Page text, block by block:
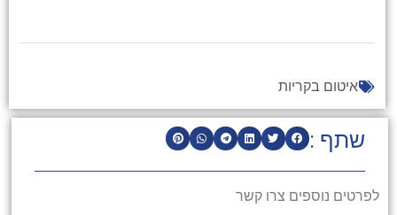
שתף :
לפרטים נוספים צרו קשר
איטום בקריות